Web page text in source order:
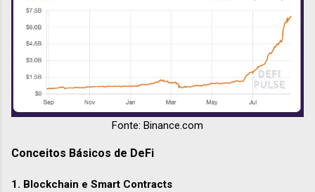
Fonte: Binance.com
Conceitos Básicos de DeFi
1. Blockchain e Smart Contracts